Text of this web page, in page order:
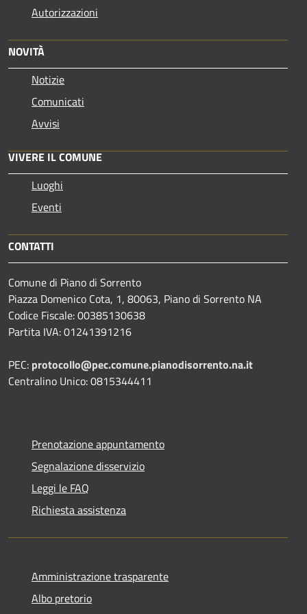
Autorizzazioni
NOVITÀ
Notizie
Comunicati
Avvisi
VIVERE IL COMUNE
Luoghi
Eventi
CONTATTI
Comune di Piano di Sorrento
Piazza Domenico Cota, 1, 80063, Piano di Sorrento NA
Codice Fiscale: 00385130638
Partita IVA: 01241391216
PEC: protocollo@pec.comune.pianodisorrento.na.it
Centralino Unico: 0815344411
Prenotazione appuntamento
Segnalazione disservizio
Leggi le FAQ
Richiesta assistenza
Amministrazione trasparente
Albo pretorio